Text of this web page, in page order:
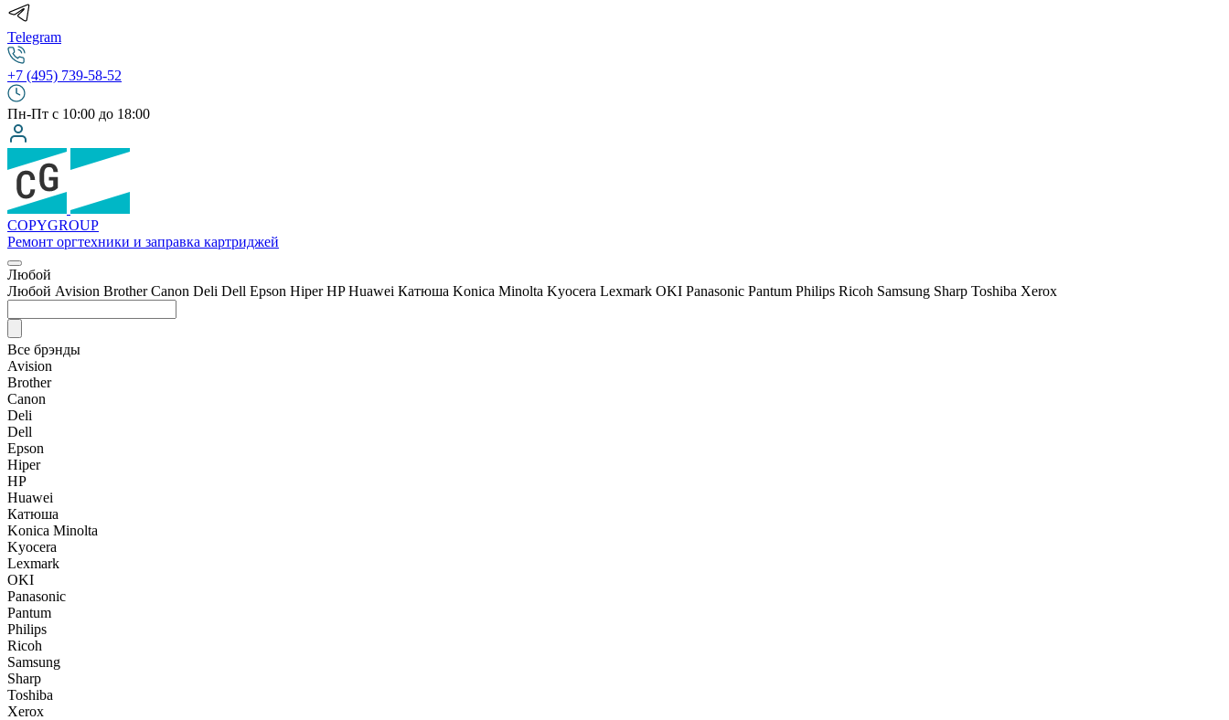
Telegram
+7 (495) 739-58-52
Пн-Пт с 10:00 до 18:00
COPYGROUP
Ремонт оргтехники и заправка картриджей
Любой
Любой Avision Brother Canon Deli Dell Epson Hiper HP Huawei Катюша Konica Minolta Kyocera Lexmark OKI Panasonic Pantum Philips Ricoh Samsung Sharp Toshiba Xerox
Все брэнды
Avision
Brother
Canon
Deli
Dell
Epson
Hiper
HP
Huawei
Катюша
Konica Minolta
Kyocera
Lexmark
OKI
Panasonic
Pantum
Philips
Ricoh
Samsung
Sharp
Toshiba
Xerox